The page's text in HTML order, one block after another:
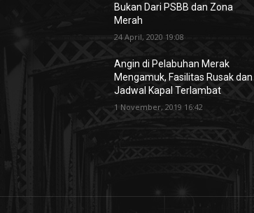
Bukan Dari PSBB dan Zona
Merah
24 April, 2020 19:08
Angin di Pelabuhan Merak
Mengamuk, Fasilitas Rusak dan
Jadwal Kapal Terlambat
1 November, 2019 16:42